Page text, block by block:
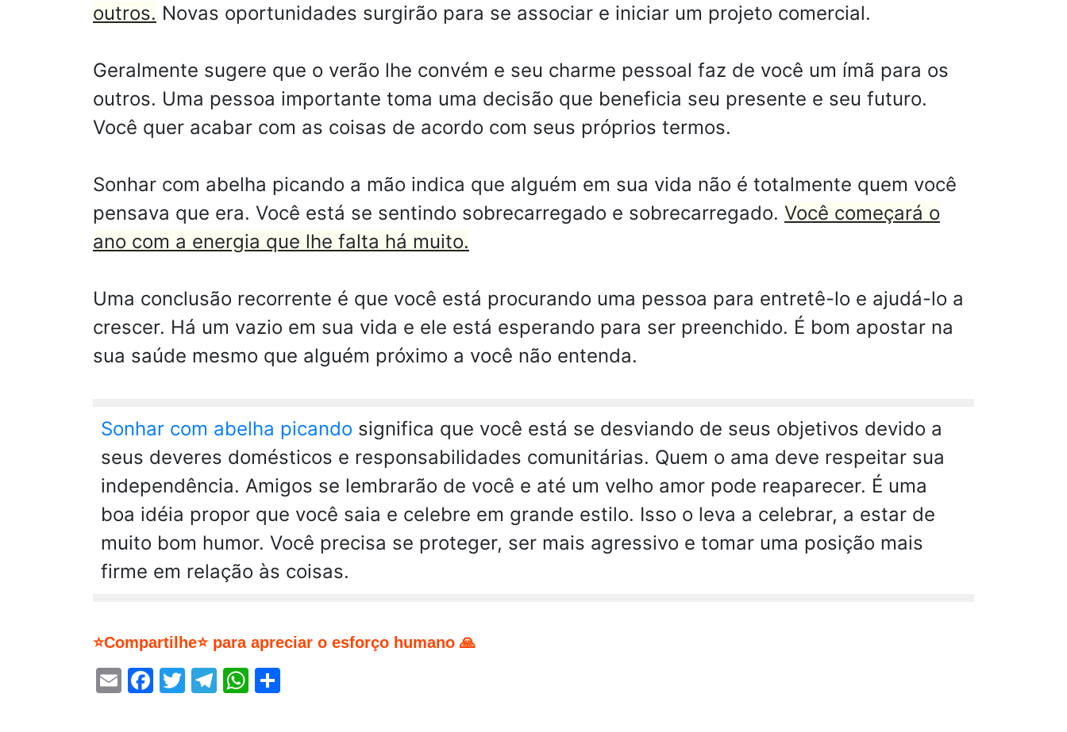
outros. Novas oportunidades surgirão para se associar e iniciar um projeto comercial.
Geralmente sugere que o verão lhe convém e seu charme pessoal faz de você um ímã para os
outros. Uma pessoa importante toma uma decisão que beneficia seu presente e seu futuro.
Você quer acabar com as coisas de acordo com seus próprios termos.
Sonhar com abelha picando a mão indica que alguém em sua vida não é totalmente quem você
pensava que era. Você está se sentindo sobrecarregado e sobrecarregado. Você começará o
ano com a energia que lhe falta há muito.
Uma conclusão recorrente é que você está procurando uma pessoa para entretê-lo e ajudá-lo a
crescer. Há um vazio em sua vida e ele está esperando para ser preenchido. É bom apostar na
sua saúde mesmo que alguém próximo a você não entenda.
Sonhar com abelha picando significa que você está se desviando de seus objetivos devido a
seus deveres domésticos e responsabilidades comunitárias. Quem o ama deve respeitar sua
independência. Amigos se lembrarão de você e até um velho amor pode reaparecer. É uma
boa idéia propor que você saia e celebre em grande estilo. Isso o leva a celebrar, a estar de
muito bom humor. Você precisa se proteger, ser mais agressivo e tomar uma posição mais
firme em relação às coisas.
⭐Compartilhe⭐ para apreciar o esforço humano 🙏
EmailFacebook
Twitter
Telegram
WhatsApp